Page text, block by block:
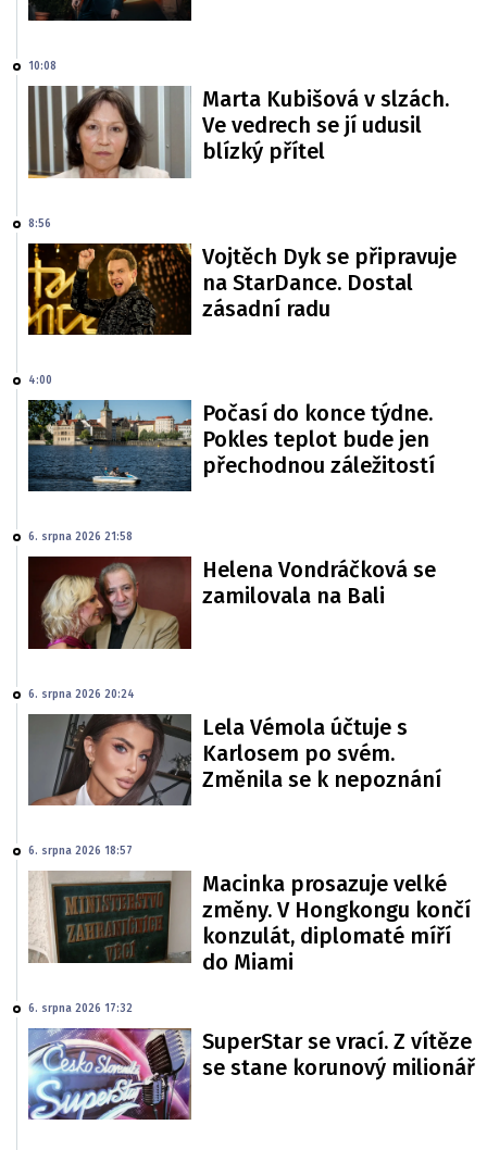
10:08
Marta Kubišová v slzách.
Ve vedrech se jí udusil
blízký přítel
8:56
Vojtěch Dyk se připravuje
na StarDance. Dostal
zásadní radu
4:00
Počasí do konce týdne.
Pokles teplot bude jen
přechodnou záležitostí
6. srpna 2026 21:58
Helena Vondráčková se
zamilovala na Bali
6. srpna 2026 20:24
Lela Vémola účtuje s
Karlosem po svém.
Změnila se k nepoznání
6. srpna 2026 18:57
Macinka prosazuje velké
změny. V Hongkongu končí
konzulát, diplomaté míří
do Miami
6. srpna 2026 17:32
SuperStar se vrací. Z vítěze
se stane korunový milionář